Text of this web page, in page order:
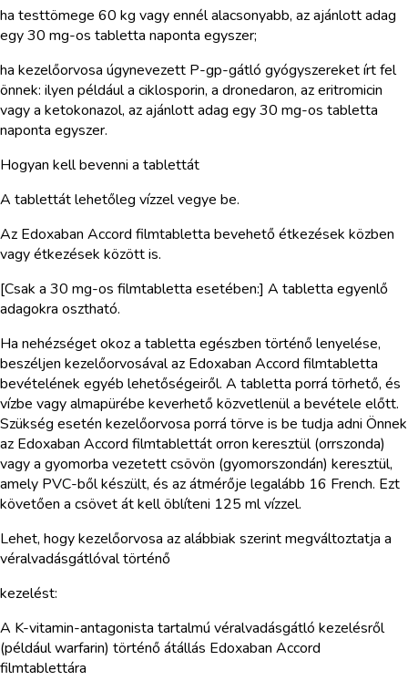
ha testtömege 60 kg vagy ennél alacsonyabb, az ajánlott adag
egy 30 mg-os tabletta naponta egyszer;
ha kezelőorvosa úgynevezett P-gp-gátló gyógyszereket írt fel
önnek: ilyen például a ciklosporin, a dronedaron, az eritromicin
vagy a ketokonazol, az ajánlott adag egy 30 mg-os tabletta
naponta egyszer.
Hogyan kell bevenni a tablettát
A tablettát lehetőleg vízzel vegye be.
Az Edoxaban Accord filmtabletta bevehető étkezések közben
vagy étkezések között is.
[Csak a 30 mg-os filmtabletta esetében:] A tabletta egyenlő
adagokra osztható.
Ha nehézséget okoz a tabletta egészben történő lenyelése,
beszéljen kezelőorvosával az Edoxaban Accord filmtabletta
bevételének egyéb lehetőségeiről. A tabletta porrá törhető, és
vízbe vagy almapürébe keverhető közvetlenül a bevétele előtt.
Szükség esetén kezelőorvosa porrá törve is be tudja adni Önnek
az Edoxaban Accord filmtablettát orron keresztül (orrszonda)
vagy a gyomorba vezetett csövön (gyomorszondán) keresztül,
amely PVC-ből készült, és az átmérője legalább 16 French. Ezt
követően a csövet át kell öblíteni 125 ml vízzel.
Lehet, hogy kezelőorvosa az alábbiak szerint megváltoztatja a
véralvadásgátlóval történő
kezelést:
A K-vitamin-antagonista tartalmú véralvadásgátló kezelésről
(például warfarin) történő átállás Edoxaban Accord
filmtablettára